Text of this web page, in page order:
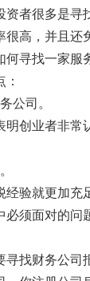
者很多是寻
很高，并且还
寻找一家服
公司。
明创业者非常
经验就更加充
须面对的问
寻找财务公司